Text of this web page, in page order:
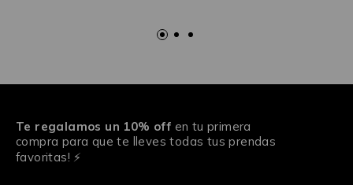
Te regalamos un 10% off en tu primera
compra para que te lleves todas tus prendas
favoritas! ⚡